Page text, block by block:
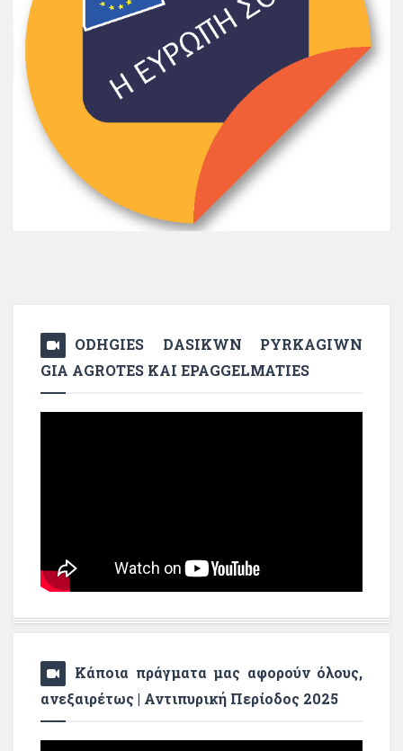
ODHGIES DASIKWN PYRKAGIWN
GIA AGROTES KAI EPAGGELMATIES
Κάποια πράγματα μας αφορούν όλους,
ανεξαιρέτως | Αντιπυρική Περίοδος 2025